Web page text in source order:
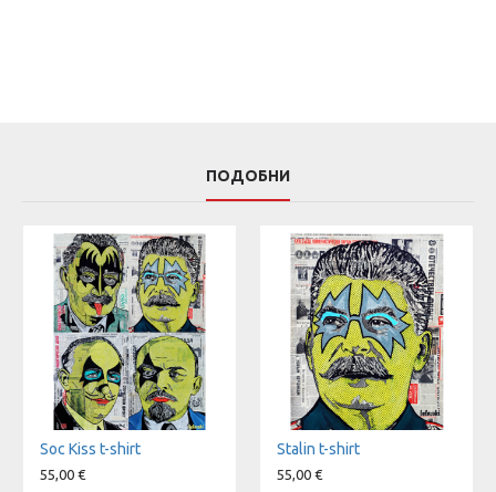
ПОДОБНИ
Soc Kiss t-shirt
55,00 €
Stalin t-shirt
55,00 €